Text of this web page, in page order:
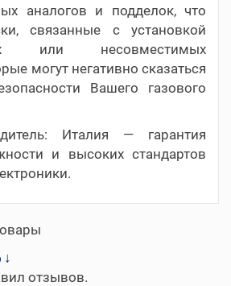
аналогов и подделок, что
связанные с установкой
или несовместимых
могут негативно сказаться
Вашего газового
Италия — гарантия
и высоких стандартов
↓
отзывов.